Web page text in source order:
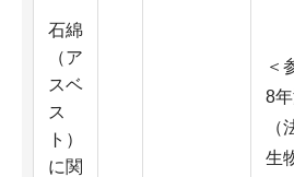
石綿
（ア
スベ
ス
ト）
に関
＜
8
生